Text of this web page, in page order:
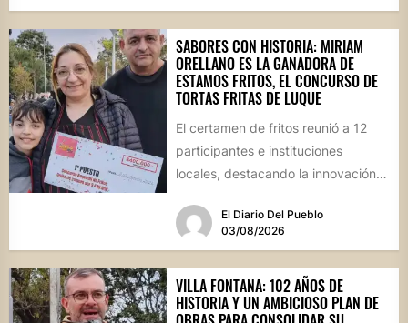
SABORES CON HISTORIA: MIRIAM
ORELLANO ES LA GANADORA DE
ESTAMOS FRITOS, EL CONCURSO DE
TORTAS FRITAS DE LUQUE
El certamen de fritos reunió a 12
participantes e instituciones
locales, destacando la innovación
El Diario Del Pueblo
03/08/2026
VILLA FONTANA: 102 AÑOS DE
HISTORIA Y UN AMBICIOSO PLAN DE